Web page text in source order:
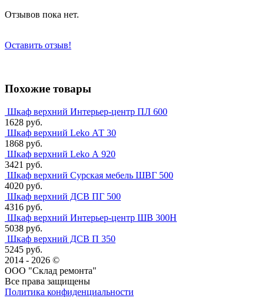
Отзывов пока нет.
Оставить отзыв!
Похожие товары
Шкаф верхний Интерьер-центр ПЛ 600
1628 руб.
Шкаф верхний Leko АТ 30
1868 руб.
Шкаф верхний Leko А 920
3421 руб.
Шкаф верхний Сурская мебель ШВГ 500
4020 руб.
Шкаф верхний ДСВ ПГ 500
4316 руб.
Шкаф верхний Интерьер-центр ШВ 300Н
5038 руб.
Шкаф верхний ДСВ П 350
5245 руб.
2014 - 2026 ©
ООО "Склад ремонта"
Все права защищены
Политика конфиденциальности